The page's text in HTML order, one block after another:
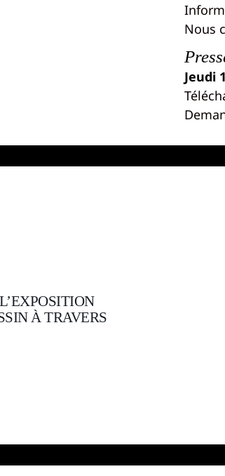
Nous
Jeudi
À TRAVERS